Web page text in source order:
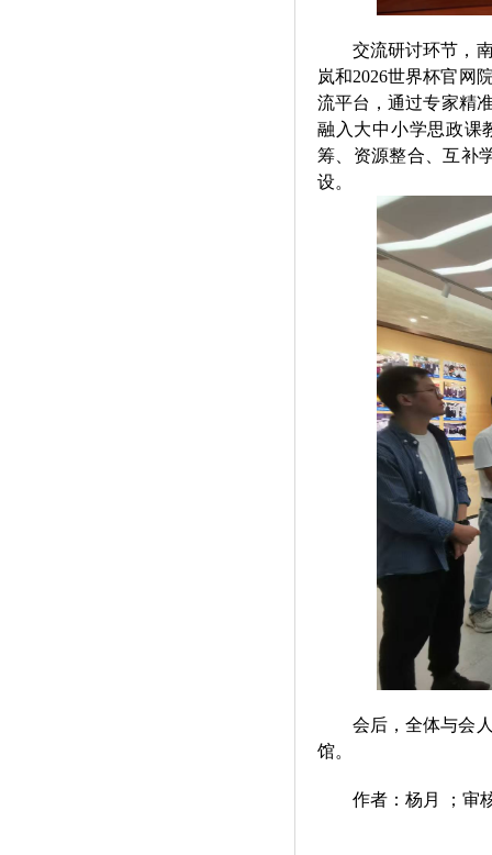
交流研讨环节，
岚和2026世界杯官网
流平台，通过专家精
融入大中小学思政课
筹、资源整合、互补
设。
会后，全体与会
馆。
作者：杨月 ；审